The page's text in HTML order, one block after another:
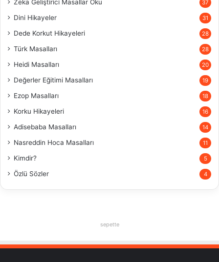
Zeka Geliştirici Masallar Oku 37
Dini Hikayeler 31
Dede Korkut Hikayeleri 28
Türk Masalları 28
Heidi Masalları 20
Değerler Eğitimi Masalları 19
Ezop Masalları 18
Korku Hikayeleri 16
Adisebaba Masalları 14
Nasreddin Hoca Masalları 11
Kimdir? 5
Özlü Sözler 4
sepette